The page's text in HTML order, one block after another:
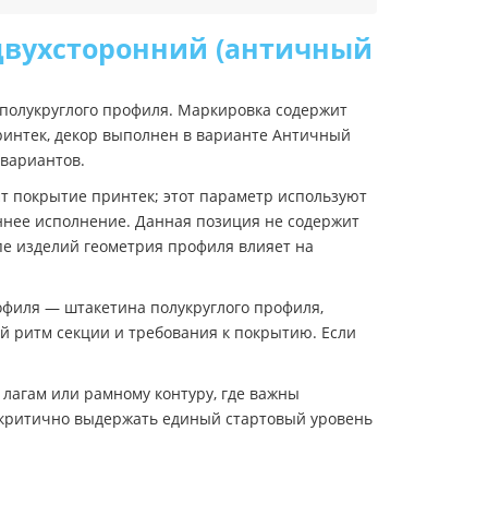
(античный
профиля. Маркировка содержит
декор выполнен в варианте Античный
покрытие принтек; этот параметр используют
исполнение. Данная позиция не содержит
изделий геометрия профиля влияет на
— штакетина полукруглого профиля,
ритм секции и требования к покрытию. Если
или рамному контуру, где важны
выдержать единый стартовый уровень